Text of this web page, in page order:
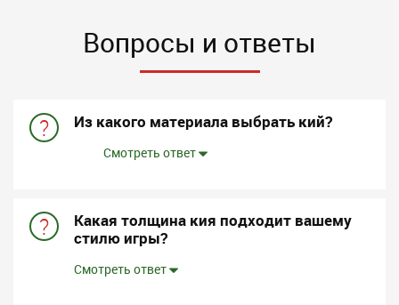
Вопросы и ответы
? Из какого материала выбрать кий?
Смотреть ответ
?
Какая толщина кия подходит вашему
стилю игры?
Смотреть ответ